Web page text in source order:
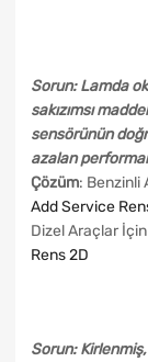
Sorun: Lamda
sakızımsı
sensörünün
azalan
Çözüm: Benzinli
Add Service
Dizel Araçlar İçin
Rens 2D
Sorun: